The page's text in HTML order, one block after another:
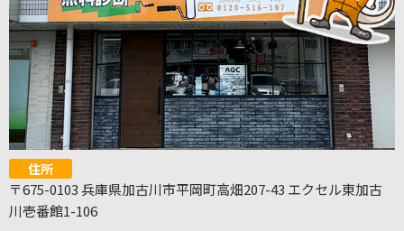
住所
〒675-0103 兵庫県加古川市平岡町高畑207-43 エクセル東加古
川壱番館1-106